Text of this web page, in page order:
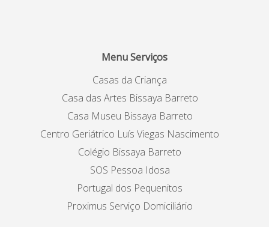
Menu Serviços
Casas da Criança
Casa das Artes Bissaya Barreto
Casa Museu Bissaya Barreto
Centro Geriátrico Luís Viegas Nascimento
Colégio Bissaya Barreto
SOS Pessoa Idosa
Portugal dos Pequenitos
Proximus Serviço Domiciliário